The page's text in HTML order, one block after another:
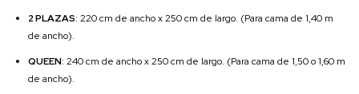
2 PLAZAS: 220 cm de ancho x 250 cm de largo. (Para cama de 1,40 m
de ancho).
QUEEN: 240 cm de ancho x 250 cm de largo. (Para cama de 1,50 o 1,60 m
de ancho).